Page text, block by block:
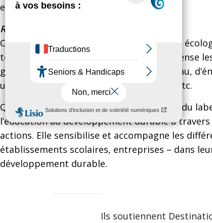
expérience touristique plus durable.
Rappel :
Ce label international est le premier label
touristiques et la restauration. Il récompense
gestion environnementale : économie d’eau,
utilisation de produits moins polluants, etc.
Quant à Teragir, l’association, fondatrice du
l’éducation au développement durable à
actions. Elle sensibilise et accompagne les
établissements scolaires, entreprises – dans
développement durable.
Ils soutiennent